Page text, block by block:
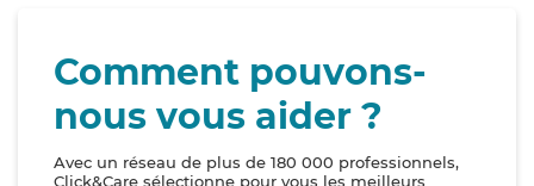
Comment pouvons-
nous vous aider ?
Avec un réseau de plus de 180 000 professionnels,
Click&Care sélectionne pour vous les meilleurs